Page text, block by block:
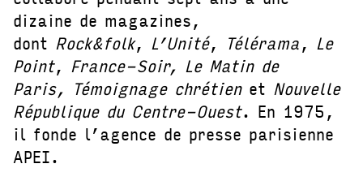
dizaine de magazines,
dont Rock&folk, L’Unité, Télérama, Le
Point, France-Soir, Le Matin de
Paris, Témoignage chrétienet Nouvelle
République du Centre-Ouest. En 1975,
il fonde l’agence de presse parisienne
APEI.